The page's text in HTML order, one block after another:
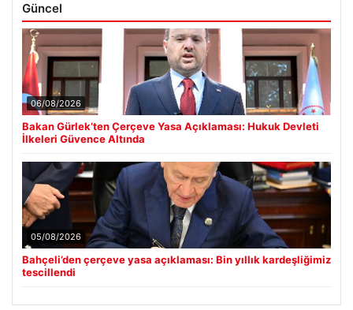
Güncel
06/08/2026
Bakan Gürlek’ten Çerçeve Yasa Açıklaması: Hukuk Devleti
İlkeleri Güvence Altında
05/08/2026
Bahçeli’den çerçeve yasa açıklaması: Bin yıllık kardeşliğimiz
tescillendi